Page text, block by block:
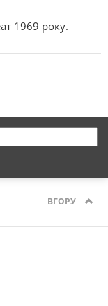
1969 року.
ВГОРУ